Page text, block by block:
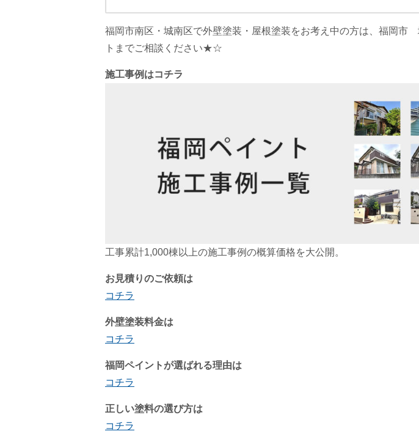
福岡市南区・城南区で外壁塗装・屋根塗装をお考え中の方は、福
トまでご相談ください★☆
施工事例はコチラ
工事累計1,000棟以上の施工事例の概算価格を大公開。
お見積りのご依頼は
コチラ
外壁塗装料金は
コチラ
福岡ペイントが選ばれる理由は
コチラ
正しい塗料の選び方は
コチラ